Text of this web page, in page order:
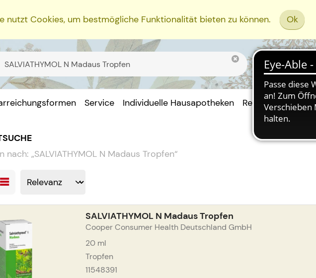
nutzt Cookies, um bestmögliche Funktionalität bieten zu können. Ok
Service Individuelle Hausapotheken Rezept Einreichen
nach: „SALVIATHYMOL N Madaus Tropfen“
SALVIATHYMOL N Madaus Tropfen
Cooper Consumer Health Deutschland GmbH
20 ml
Tropfen
11548391